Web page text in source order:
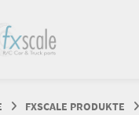
FXSCALE PRODUKTE